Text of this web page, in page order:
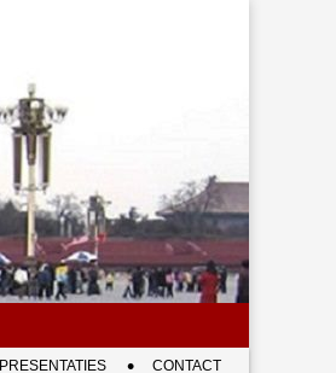
PRESENTATIES CONTACT